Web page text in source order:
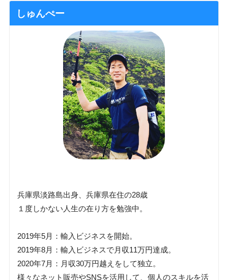
しゅんぺー
兵庫県淡路島出身、兵庫県在住の28歳
１度しかない人生の在り方を勉強中。
2019年5月：輸入ビジネスを開始。
2019年8月：輸入ビジネスで月収11万円達成。
2020年7月：月収30万円越えをして独立。
様々なネット販売やSNSを活用して、個人のスキルを活